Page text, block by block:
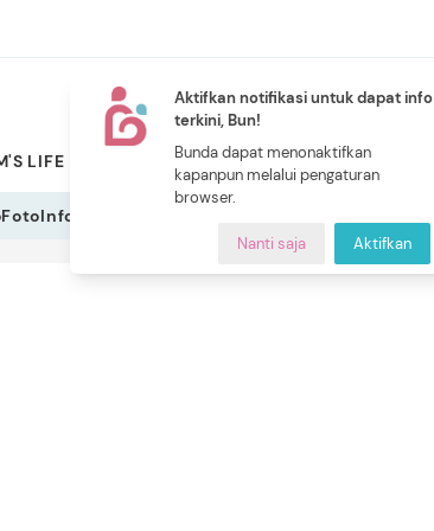
Aktifkan notifikasi untuk dapat info
terkini, Bun!
Bunda dapat menonaktifkan
kapanpun melalui pengaturan
browser.
Nanti saja Aktifkan
LIFE PILIHAN BUNDA
NEW
CERITA BUNDA
FotoInfografis